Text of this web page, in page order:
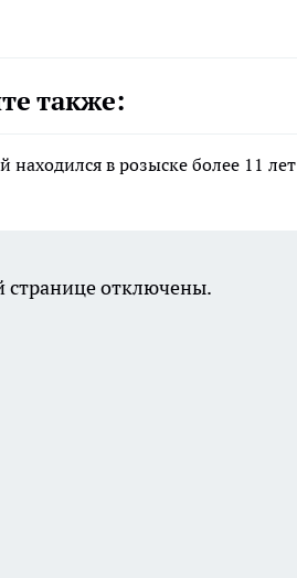
также:
находился в розыске более 11 лет
странице отключены.